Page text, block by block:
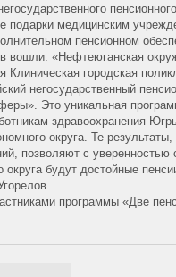
подарки медицинским
пенсионном
вошли: «Нефтеюганская
Клиническая городская
негосударственный
Это уникальная
здравоохранения
округа. Те
позволяют с уверенностью
округа будут достойные
программы «Две